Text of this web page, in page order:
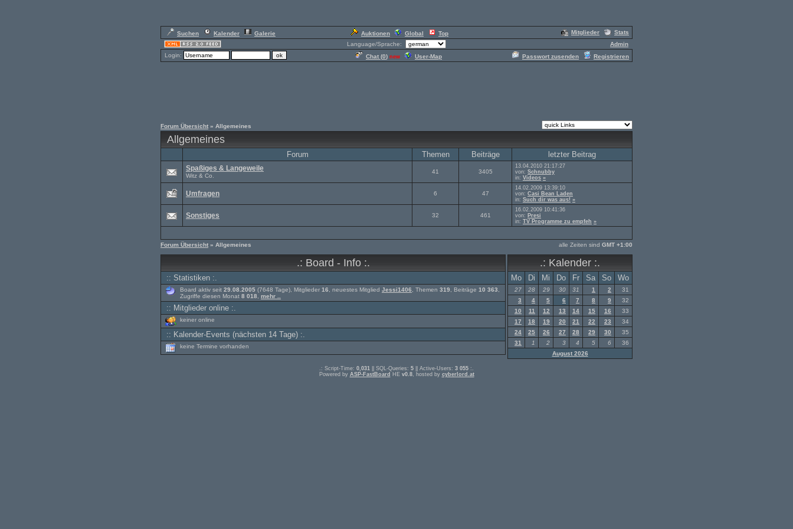
Suchen Kalender Galerie Auktionen Global Top Mitglieder
Stats
Language/Sprache:
Admin
Login:
Chat (0) new User-Map Passwort zusenden Registrieren
Forum Übersicht » Allgemeines
Allgemeines
Forum Themen Beiträge letzter Beitrag
Spaßiges & Langeweile
Witz & Co.
41 3405
13.04.2010 21:17:27
von: Schnubby
in: Videos »
Umfragen 6 47
14.02.2009 13:39:10
von: Casi Bean Laden
in: Such dir was aus! »
Sonstiges 32 461
16.02.2009 10:41:36
von: Presi
in: TV Programme zu empfeh »
Forum Übersicht » Allgemeines alle Zeiten sind GMT +1:00
.: Board - Info :.
:: Statistiken :.
Board aktiv seit 29.08.2005 (7648 Tage), Mitglieder 16 , neuestes Mitglied Jessi1406 , Themen 319 , Beiträge 10 363
Zugriffe diesen Monat 8 018 mehr ..
:: Mitglieder online :.
keiner online
:: Kalender-Events (nächsten 14 Tage) :.
keine Termine vorhanden
.: Kalender :.
Mo Di Mi Do Fr Sa So Wo
27 28 29 30 31 1 2
31
3
4 5 6 7 8 9
32
10
11 12 13 14 15 16
33
17
18 19 20 21 22 23
34
24
25 26 27 28 29 30
35
31
1 2 3 4 5 6
36
August 2026
.: Script-Time: 0,031 || SQL-Queries: 5 || Active-Users: 3 055 :.
Powered by ASP-FastBoard HE v0.8, hosted by cyberlord.at